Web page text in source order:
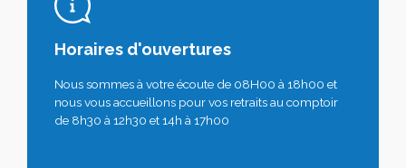
Horaires d'ouvertures
Nous sommes à votre écoute de 08H00 à 18h00 et
nous vous accueillons pour vos retraits au comptoir
de 8h30 à 12h30 et 14h à 17h00